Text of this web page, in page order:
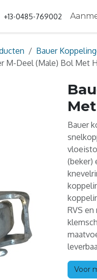
+13-0485-769002
Bauer
M-Deel (Male) Bol Met
Bauer
(beker)
RVS
Voor